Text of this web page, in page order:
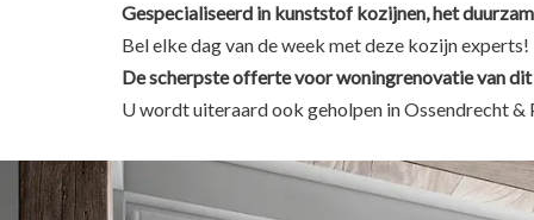
Gespecialiseerd in kunststof kozijnen, het
Bel elke dag van de week met deze kozijn experts!
De scherpsteofferte voor woningrenovatie van
U wordt uiteraard ook geholpen in Ossendrecht &